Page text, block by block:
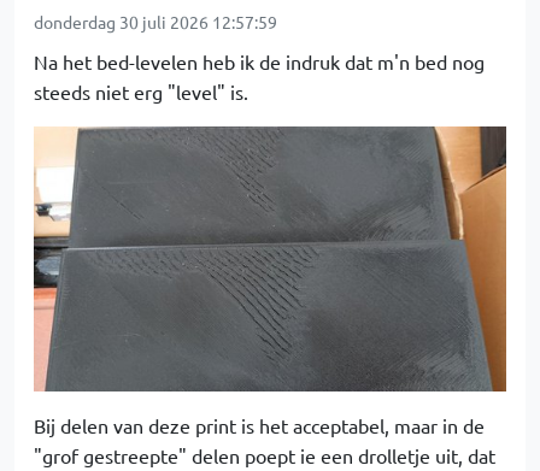
donderdag 30 juli 2026 12:57:59
Na het bed-levelen heb ik de indruk dat m'n bed nog
steeds niet erg "level" is.
Bij delen van deze print is het acceptabel, maar in de
"grof gestreepte" delen poept ie een drolletje uit, dat